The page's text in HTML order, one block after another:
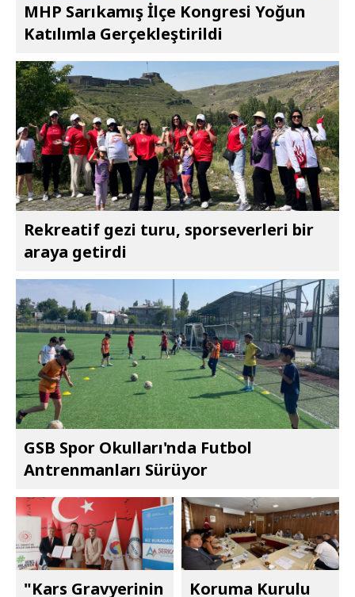
MHP Sarıkamış İlçe Kongresi Yoğun
Katılımla Gerçekleştirildi
Rekreatif gezi turu, sporseverleri bir
araya getirdi
GSB Spor Okulları'nda Futbol
Antrenmanları Sürüyor
"Kars Gravyerinin Koruma Kurulu